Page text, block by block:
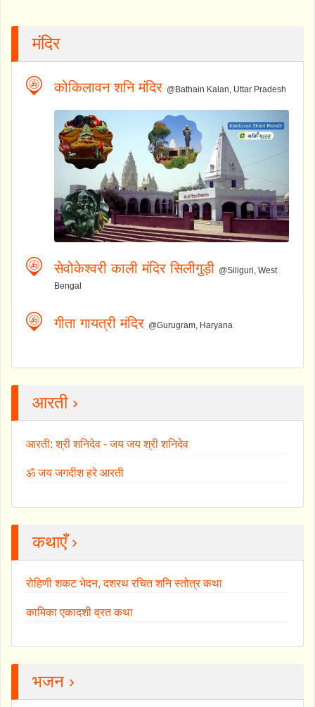
मंदिर
कोकिलावन शनि मंदिर @Bathain Kalan, Uttar Pradesh
सेवोकेश्वरी काली मंदिर सिलीगुड़ी @Siliguri, West
Bengal
गीता गायत्री मंदिर @Gurugram, Haryana
आरती ›
आरती: श्री शनिदेव - जय जय श्री शनिदेव
ॐ जय जगदीश हरे आरती
कथाएँ ›
रोहिणी शकट भेदन, दशरथ रचित शनि स्तोत्र कथा
कामिका एकादशी व्रत कथा
भजन ›